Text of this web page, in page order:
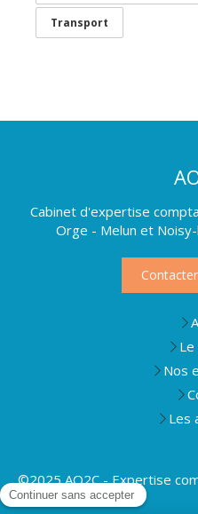
Transport
Cabinet d'expertise
Orge - Melun et
Nos
Les
©2025 AO2C - Expertise